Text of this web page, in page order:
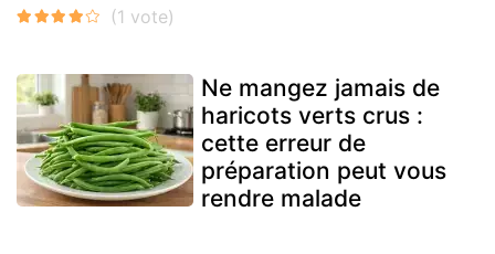
Ne mangez jamais de
haricots verts crus :
cette erreur de
préparation peut vous
rendre malade